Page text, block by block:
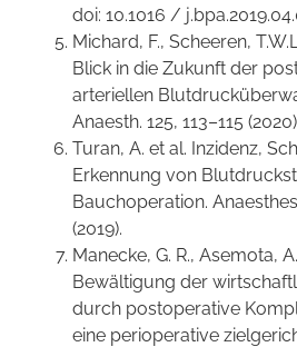
doi: 10.1016 /
Michard, F., Scheeren,
Blick in die Zukunft der
arteriellen
Anaesth. 125, 113–115
Turan, A. et al. Inzidenz,
Erkennung von
Bauchoperation.
(2019).
Manecke, G. R., Asemota,
Bewältigung der
durch postoperative
eine perioperative